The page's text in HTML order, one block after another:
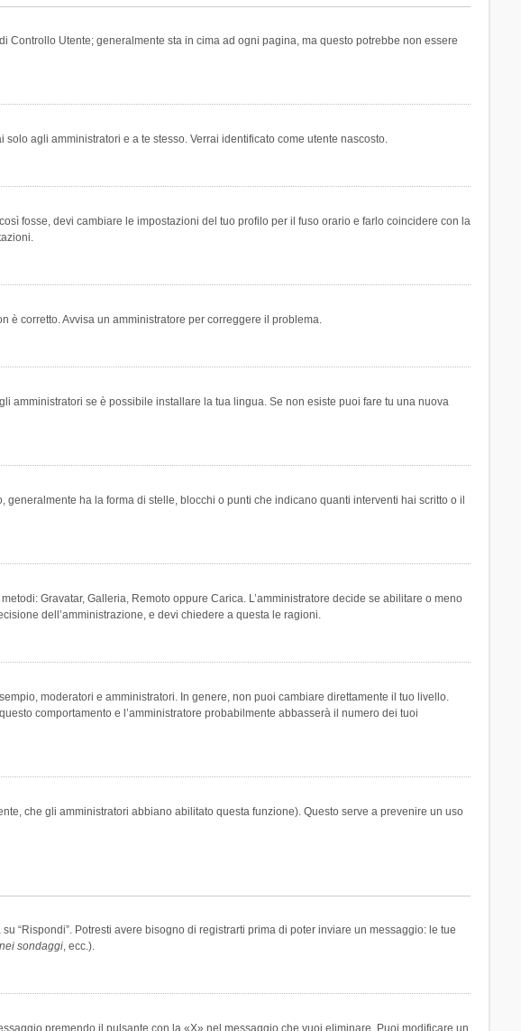
Utente; generalmente sta in cima ad ogni pagina, ma questo potrebbe non essere
solo agli amministratori e a te stesso. Verrai identificato come utente nascosto.
fosse, devi cambiare le impostazioni del tuo profilo per il fuso orario e farlo coincidere con la
è corretto. Avvisa un amministratore per correggere il problema.
amministratori se è possibile installare la tua lingua. Se non esiste puoi fare tu una nuova
ha la forma di stelle, blocchi o punti che indicano quanti interventi hai scritto o il
Gravatar, Galleria, Remoto oppure Carica. L’amministratore decide se abilitare o meno
dell’amministrazione, e devi chiedere a questa le ragioni.
moderatori e amministratori. In genere, non puoi cambiare direttamente il tuo livello.
comportamento e l’amministratore probabilmente abbasserà il numero dei tuoi
che gli amministratori abbiano abilitato questa funzione). Questo serve a prevenire un uso
“Rispondi”. Potresti avere bisogno di registrarti prima di poter inviare un messaggio: le tue
sondaggi, ecc.).
premendo il pulsante con la «X» nel messaggio che vuoi eliminare. Puoi modificare un